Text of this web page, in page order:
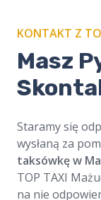
KONTAKT Z
Masz
Staramy się
wysłaną za
taksówkę w
TOP TAXI
na nie